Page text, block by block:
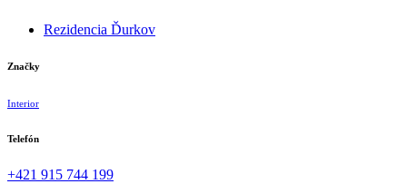
Rezidencia Ďurkov
Značky
Interior
Telefón
+421 915 744 199